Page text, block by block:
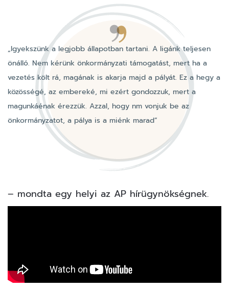
„Igyekszünk a legjobb állapotban tartani. A ligánk teljesen
önálló. Nem kérünk önkormányzati támogatást, mert ha a
vezetés költ rá, magának is akarja majd a pályát. Ez a hegy a
közösségé, az embereké, mi ezért gondozzuk, mert a
magunkáénak érezzük. Azzal, hogy nm vonjuk be az
önkormányzatot, a pálya is a miénk marad”
– mondta egy helyi az AP hírügynökségnek.